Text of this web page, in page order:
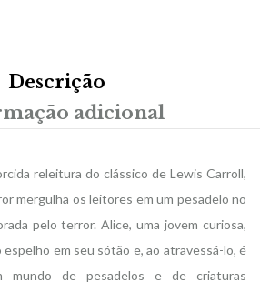
Descrição
adicional
releitura do clássico de Lewis Carroll,
mergulha os leitores em um pesadelo no
pelo terror. Alice, uma jovem curiosa,
em seu sótão e, ao atravessá-lo, é
mundo de pesadelos e de criaturas